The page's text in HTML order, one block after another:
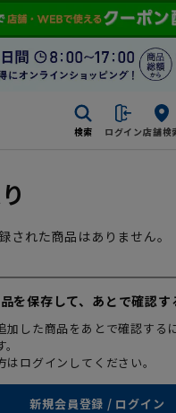
検索 ログイン店舗検
された商品はありません。
を保存して、あとで確認す
加した商品をあとで確認する
はログインしてください。
新規会員登録 / ログイン